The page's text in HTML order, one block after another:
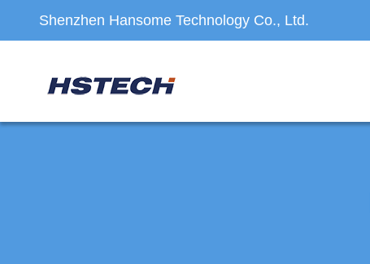
Shenzhen Hansome Technology Co., Ltd.